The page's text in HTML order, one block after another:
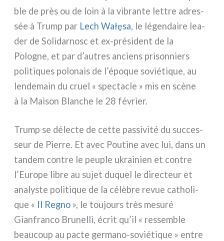
ble de près ou de loin à la vibran­te let­tre adres­
sée à Trump par Lech Wałęsa, le légen­dai­re lea­
der de Solidarnosc et ex-président de la
Pologne, et par d’autres anciens pri­son­niers
poli­ti­ques polo­nais de l’époque sovié­ti­que, au
len­de­main du cruel « spec­ta­cle » mis en scè­ne
à la Maison Blanche le 28 février.
Trump se délec­te de cet­te pas­si­vi­té du suc­ces­
seur de Pierre. Et avec Poutine avec lui, dans un
tan­dem con­tre le peu­ple ukrai­nien et con­tre
l’Europe libre au sujet duquel le direc­teur et
ana­ly­ste poli­ti­que de la célè­bre revue catho­li­
que « Il Regno », le tou­jours très mesu­ré
Gianfranco Brunelli, écrit qu’il « res­sem­ble
beau­coup au pac­te germano-soviétique » entre